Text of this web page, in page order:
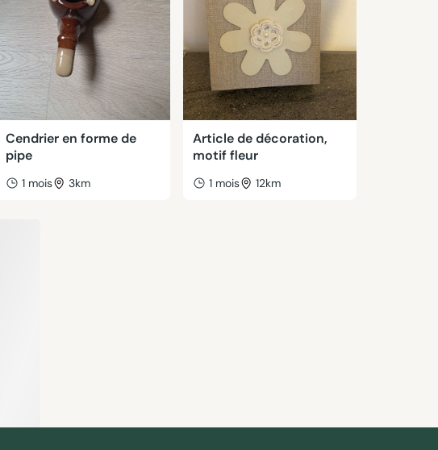
Cendrier en forme de
pipe
1 mois 3km
Article de décoration,
motif fleur
1 mois 12km